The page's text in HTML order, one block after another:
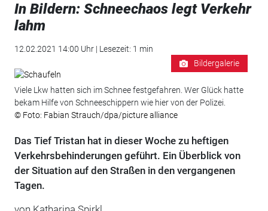
In Bildern: Schneechaos legt Verkehr
lahm
12.02.2021 14:00 Uhr | Lesezeit: 1 min
Bildergalerie
Viele Lkw hatten sich im Schnee festgefahren. Wer Glück hatte
bekam Hilfe von Schneeschippern wie hier von der Polizei.
© Foto: Fabian Strauch/dpa/picture alliance
Das Tief Tristan hat in dieser Woche zu heftigen
Verkehrsbehinderungen geführt. Ein Überblick von
der Situation auf den Straßen in den vergangenen
Tagen.